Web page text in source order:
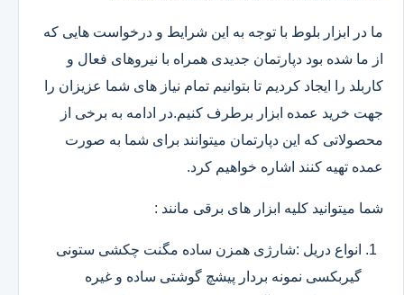
ما در ابزار بلوط با توجه به این شرایط و درخواست هایی که
از ما شده بود دپارتمان جدیدی همراه با نیروهای فعال و
کاربلد را ایجاد کردیم تا بتوانیم تمام نیاز های شما عزیزان را
جهت خرید عمده ابزار برطرف کنیم.در ادامه به برخی از
محصولاتی که این دپارتمان میتوانند برای شما به صورت
عمده تهیه کنند اشاره خواهیم کرد.
شما میتوانید کلیه ابزار های برقی مانند :
انواع دریل :شارژی همزن ساده مگنت چکشی ستونی
گیربکسی نمونه بردار پیشچ گوشتی ساده و غیره